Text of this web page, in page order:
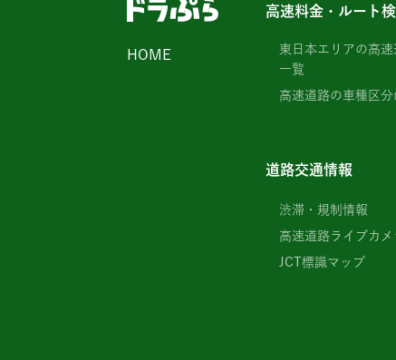
HOME
高速料金・ルート
東日本エリアの高
一覧
高速道路の車種区分
道路交通情報
渋滞・規制情報
高速道路ライブカメ
JCT標識マップ